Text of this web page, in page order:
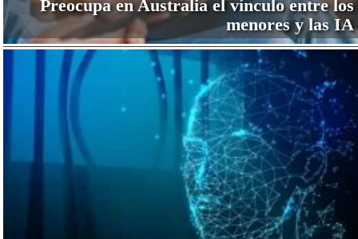
Preocupa en Australia el vínculo entre los
menores y las IA